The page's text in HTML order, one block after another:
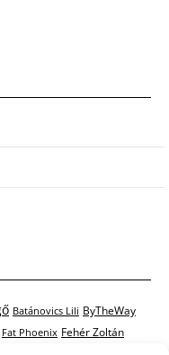
Batánovics Lili ByTheWay
Fat Phoenix Fehér Zoltán